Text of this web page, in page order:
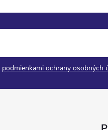
podmienkami ochrany osobných